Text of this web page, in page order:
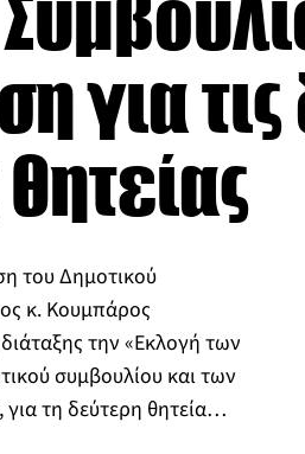
για
του Δημοτικού
κ. Κουμπάρος
την «Εκλογή των
συμβουλίου και των
τη δεύτερη θητεία…